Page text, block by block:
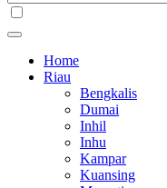
Home
Riau
Bengkalis
Dumai
Inhil
Inhu
Kampar
Kuansing